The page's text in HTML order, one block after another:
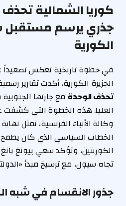
كوريا الشمالية
جذري يرسم مستقبل
الكورية
في خطوة تاريخية تعكس
الجزيرة الكورية، أكدت تقارير
تحذف الوحدة مع جارتها
العليا. هذه الخطوة التي كشفت
وكالة الأنباء الفرنسية، تمثل
الخطاب السياسي الذي كان
الكوريتين، وتؤكد سعي بيونغ
تجاه سيول، مع ترسيخ مبدأ
جذور الانقسام في شبه